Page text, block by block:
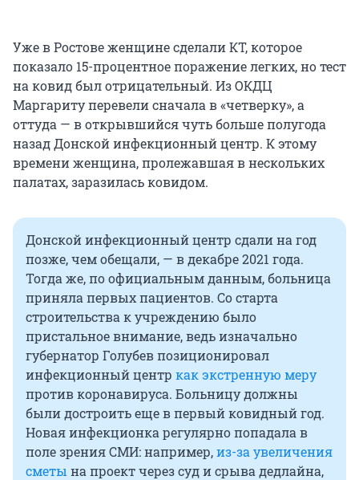
Уже в Ростове женщине сделали КТ, которое
показало 15-процентное поражение легких, но тест
на ковид был отрицательный. Из ОКДЦ
Маргариту перевели сначала в «четверку», а
оттуда — в открывшийся чуть больше полугода
назад Донской инфекционный центр. К этому
времени женщина, пролежавшая в нескольких
палатах, заразилась ковидом.
Донской инфекционный центр сдали на год
позже, чем обещали, — в декабре 2021 года.
Тогда же, по официальным данным, больница
приняла первых пациентов. Со старта
строительства к учреждению было
пристальное внимание, ведь изначально
губернатор Голубев позиционировал
инфекционный центр как экстренную меру
против коронавируса. Больницу должны
были достроить еще в первый ковидный год.
Новая инфекционка регулярно попадала в
поле зрения СМИ: например,из-за увеличения
сметы на проект через суд и срыва дедлайна,